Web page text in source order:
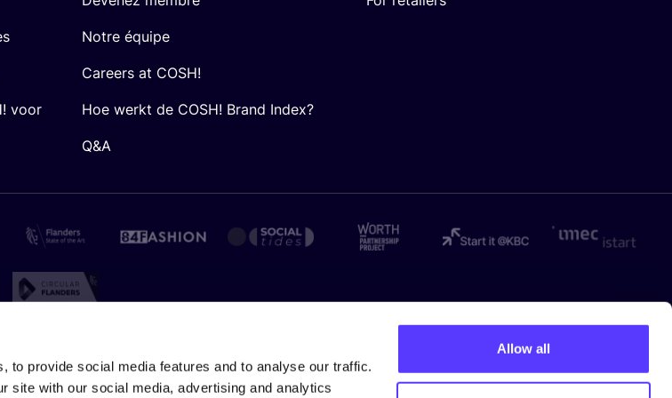
to provide social media features and to analyse our traffic.
site with our social media, advertising and analytics
Allow all
voor
Notre équipe
Careers at COSH!
Hoe werkt de COSH! Brand Index?
Q&A